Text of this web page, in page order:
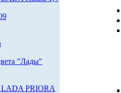
"Лады"
LADA PRIORA